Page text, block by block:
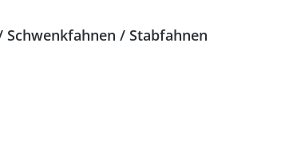
/ Stabfahnen